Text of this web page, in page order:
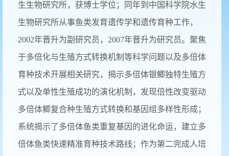
生生物研究所，获博士学位；同年到中国科学院水生
生物研究所从事鱼类发育遗传学和遗传育种工作，
2002年晋升为副研究员，2007年晋升为研究员。聚焦
于多倍化与生殖方式转换机制等科学问题以及多倍体
育种技术开展相关研究，揭示多倍体银鲫独特生殖方
式以及单性生殖成功的演化机制，发现倍性改变驱动
多倍体鲫复合种生殖方式转换和基因组多样性形成；
系统揭示了多倍体鱼类重复基因的进化命运，建立多
倍体鱼类快速精准育种技术路线；作为第二完成人培